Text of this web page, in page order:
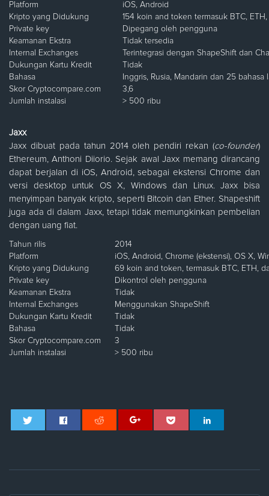
Platform
iOS, Android
Kripto yang Didukung
154 koin and token termasuk BTC,
Private key
Dipegang oleh pengguna
Keamanan Ekstra
Tidak tersedia
Internal Exchanges
Terintegrasi dengan ShapeShift dan
Dukungan Kartu Kredit
Tidak
Bahasa
Inggris, Rusia, Mandarin dan 25 bahasa
Skor Cryptocompare.com
3,6
Jumlah instalasi
> 500 ribu
Jaxx
Jaxx dibuat pada tahun 2014 oleh pendiri rekan (co-founder)
Ethereum, Anthoni Diiorio. Sejak awal Jaxx memang dirancang
dapat berjalan di iOS, Android, sebagai ekstensi Chrome dan
versi desktop untuk OS X, Windows dan Linux. Jaxx bisa
menyimpan banyak kripto, seperti Bitcoin dan Ether. Shapeshift
juga ada di dalam Jaxx, tetapi tidak memungkinkan pembelian
dengan uang fiat.
Tahun rilis
2014
Platform
iOS, Android, Chrome (ekstensi), OS X,
Kripto yang Didukung
69 koin and token, termasuk BTC, ETH,
Private key
Dikontrol oleh pengguna
Keamanan Ekstra
Tidak
Internal Exchanges
Menggunakan ShapeShift
Dukungan Kartu Kredit
Tidak
Bahasa
Tidak
Skor Cryptocompare.com
3
Jumlah instalasi
> 500 ribu